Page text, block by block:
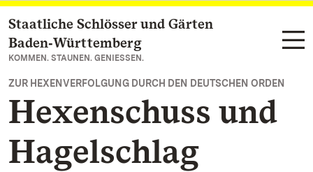
Zum Hauptinhalt springen
Staatliche Schlösser und Gärten
Baden‑Württemberg
KOMMEN. STAUNEN. GENIESSEN.
ZUR HEXENVERFOLGUNG DURCH DEN DEUTSCHEN ORDEN
Hexenschuss und
Hagelschlag